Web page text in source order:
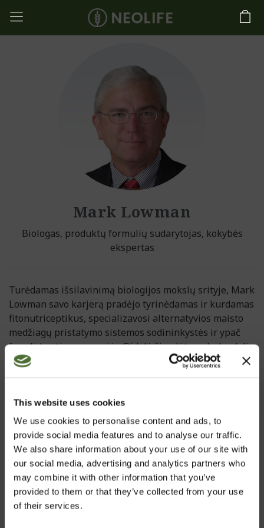
This website uses cookies
We use cookies to personalise content and ads, to
provide social media features and to analyse our traffic.
We also share information about your use of our site with
our social media, advertising and analytics partners who
may combine it with other information that you’ve
provided to them or that they’ve collected from your use
of their services.
Mark Lowman
Biologas, produktų formulių sudarytojas, kokybės
ekspertas
Turėdamas išsilavinimą biologijos mokslų srityje, Mark
Lowman savo karjerą pradėjo tyrinėdamas ir kurdamas
fitonutriceptikus, specializavosi alternatyvios maisto
medžiagų pristatymo sistemos sodininkystės ir ypač
žemdirbystės pramonėje. Didelė šio plėtros darbo dalis
apima polimerų sluoksnius ir jų naudą kuriant
Nuo 1995 m. M. Lowman dirba „NeoLife“ produktų
plėtros komandoje, kurdamas naujus produktus ir
vadovaudamas produktų bandymams (siekiant
užtikrinti, jog „NeoLife“ klientai gautų aukščiausios
kokybės produktus), jis remiasi nustatytais standartais.
Jo puikios darbo laboratorijoje ir gamyboje žinios leido
sėkmingai dirbti „NeoLife“ Mokslo patarėjų taryboje.
Priimti pažangiausi sprendimai leido sukurti